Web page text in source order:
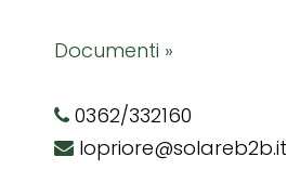
Documenti »
0362/332160
lopriore@solareb2b.it